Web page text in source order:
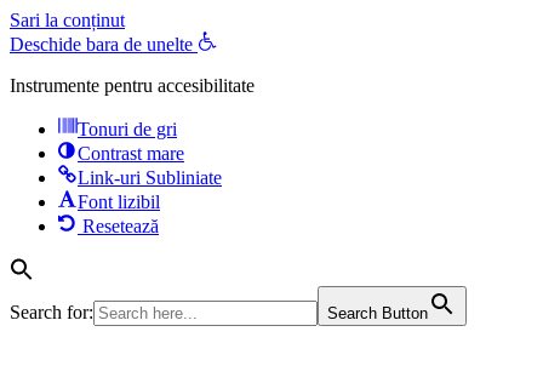
Sari la conținut
Deschide bara de unelte
Instrumente pentru accesibilitate
Tonuri de gri
Contrast mare
Link-uri Subliniate
Font lizibil
Resetează
Search for: Search Button